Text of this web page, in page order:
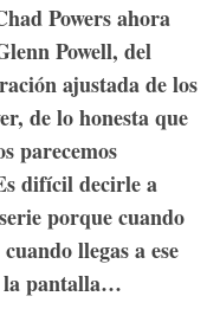
Powers ahora
Powell, del
ajustada de los
de lo honesta que
parecemos
difícil decirle a
porque cuando
llegas a ese
la pantalla…